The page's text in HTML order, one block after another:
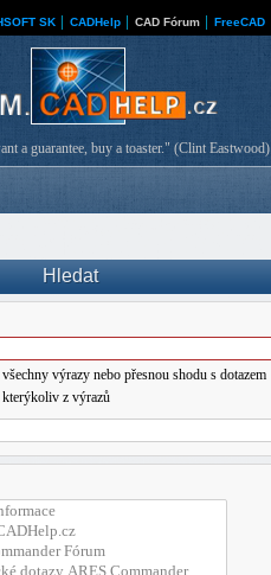
SK CADHelp CAD Fórum FreeCAD
a guarantee, buy a toaster." (Clint Eastwood)
Hledat
výrazy nebo přesnou shodu s dotazem
kterýkoliv z výrazů